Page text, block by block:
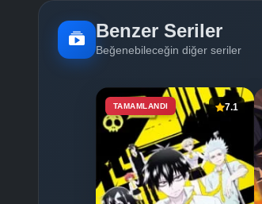
Benzer Seriler
Beğenebileceğin diğer seriler
TAMAMLANDI 7.1